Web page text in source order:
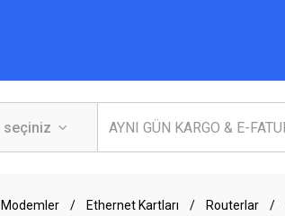
Ethernet Kartları Routerlar